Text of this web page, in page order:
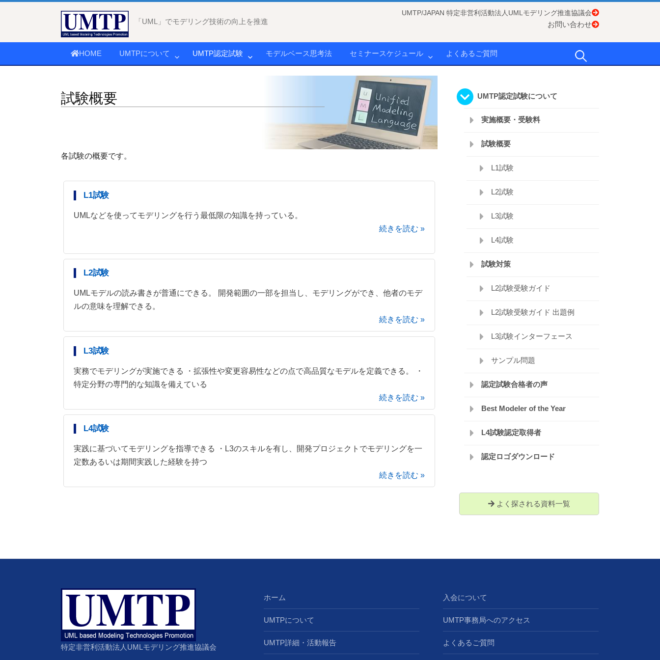
「UML」でモデリング技術の向上を推進
UMTP/JAPAN 特定非営利活動法人UMLモデリング推進協議会
お問い合わせ
HOME UMTPについて UMTP認定試験 モデルベース思考法 セミナースケジュール よくあるご質問 検
試験概要
各試験の概要です。
L1試験
UMLなどを使ってモデリングを行う最低限の知識を持っている。
続きを読む »
L2試験
UMLモデルの読み書きが普通にできる。 開発範囲の一部を担当し、モデリングができ、他者のモデ
ルの意味を理解できる。
続きを読む »
L3試験
実務でモデリングが実施できる ・拡張性や変更容易性などの点で高品質なモデルを定義できる。 ・
特定分野の専門的な知識を備えている
続きを読む »
L4試験
実践に基づいてモデリングを指導できる ・L3のスキルを有し、開発プロジェクトでモデリングを一
定数あるいは期間実践した経験を持つ
続きを読む »
UMTP認定試験について
実施概要・受験料
試験概要
L1試験
L2試験
L3試験
L4試験
試験対策
L2試験受験ガイド
L2試験受験ガイド 出題例
L3試験インターフェース
サンプル問題
認定試験合格者の声
Best Modeler of the Year
L4試験認定取得者
認定ロゴダウンロード
よく探される資料一覧
特定非営利活動法人UMLモデリング推進協議会
ホーム
UMTPについて
UMTP詳細・活動報告
入会について
UMTP事務局へのアクセス
よくあるご質問